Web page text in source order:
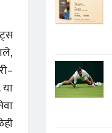
मान्यवर
आणि